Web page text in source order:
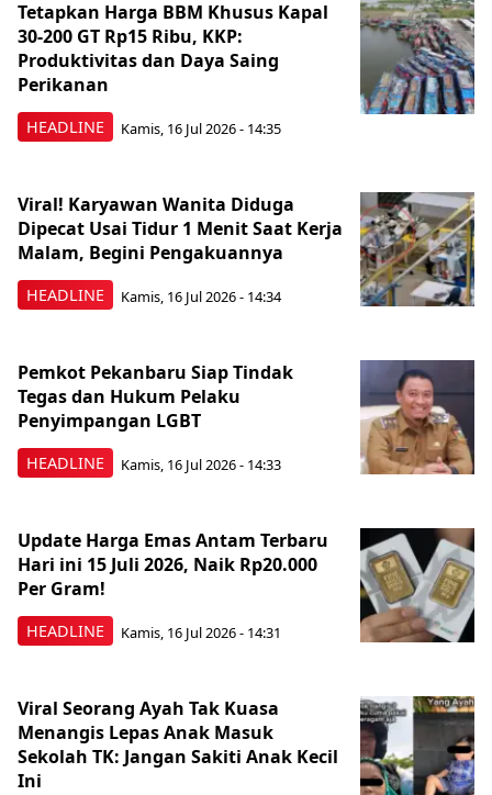
HEADLINE
Tetapkan Harga BBM Khusus Kapal
30-200 GT Rp15 Ribu, KKP:
Produktivitas dan Daya Saing
Perikanan
Kamis, 16 Jul 2026 - 14:35
HEADLINE
Viral! Karyawan Wanita Diduga
Dipecat Usai Tidur 1 Menit Saat Kerja
Malam, Begini Pengakuannya
Kamis, 16 Jul 2026 - 14:34
HEADLINE
Pemkot Pekanbaru Siap Tindak
Tegas dan Hukum Pelaku
Penyimpangan LGBT
Kamis, 16 Jul 2026 - 14:33
HEADLINE
Update Harga Emas Antam Terbaru
Hari ini 15 Juli 2026, Naik Rp20.000
Per Gram!
Kamis, 16 Jul 2026 - 14:31
Viral Seorang Ayah Tak Kuasa
Menangis Lepas Anak Masuk
Sekolah TK: Jangan Sakiti Anak Kecil
Ini